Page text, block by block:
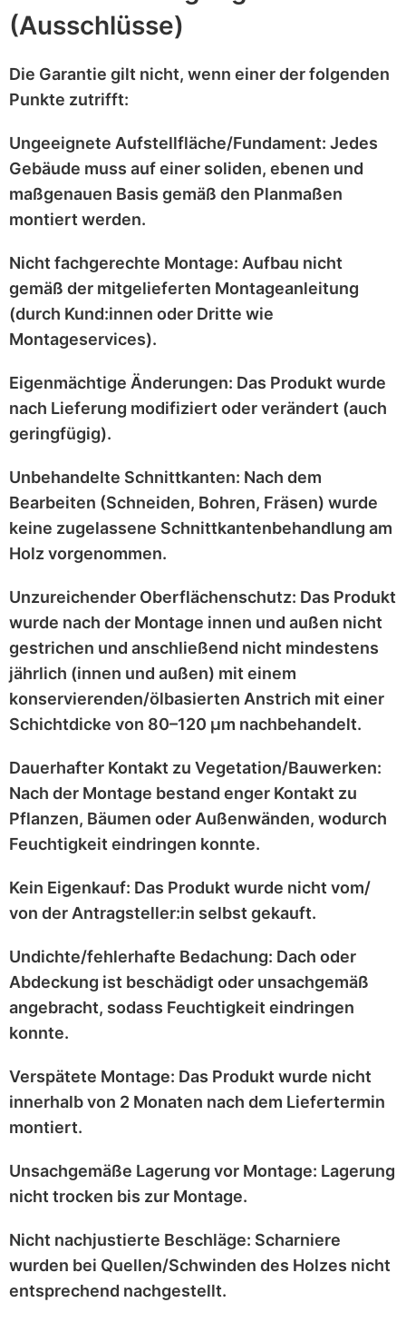
(Ausschlüsse)
Die Garantie gilt nicht, wenn einer der folgenden
Punkte zutrifft:
Ungeeignete Aufstellfläche/Fundament: Jedes
Gebäude muss auf einer soliden, ebenen und
maßgenauen Basis gemäß den Planmaßen
montiert werden.
Nicht fachgerechte Montage: Aufbau nicht
gemäß der mitgelieferten Montageanleitung
(durch Kund:innen oder Dritte wie
Montageservices).
Eigenmächtige Änderungen: Das Produkt wurde
nach Lieferung modifiziert oderverändert (auch
geringfügig).
Unbehandelte Schnittkanten: Nach dem
Bearbeiten (Schneiden, Bohren, Fräsen) wurde
keine zugelassene Schnittkantenbehandlung am
Holz vorgenommen.
Unzureichender Oberflächenschutz: Das Produkt
wurde nach der Montage innen und außen nicht
gestrichen und anschließend nicht mindestens
jährlich (innen und außen) mit einem
konservierenden/ölbasierten Anstrich mit einer
Schichtdicke von 80–120 μm nachbehandelt.
Dauerhafter Kontakt zu Vegetation/Bauwerken:
Nach der Montage bestand enger Kontakt zu
Pflanzen, Bäumen oder Außenwänden, wodurch
Feuchtigkeit eindringen konnte.
Kein Eigenkauf: Das Produkt wurde nicht vom/
von der Antragsteller:in selbst gekauft.
Undichte/fehlerhafte Bedachung: Dach oder
Abdeckung ist beschädigt oder unsachgemäß
angebracht, sodass Feuchtigkeit eindringen
konnte.
Verspätete Montage: Das Produkt wurde nicht
innerhalb von 2 Monaten nach dem Liefertermin
montiert.
Unsachgemäße Lagerung vor Montage: Lagerung
nicht trocken bis zur Montage.
Nicht nachjustierte Beschläge: Scharniere
wurden bei Quellen/Schwinden des Holzes nicht
entsprechend nachgestellt.